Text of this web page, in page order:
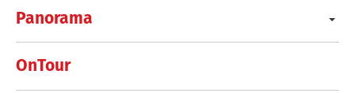
Panorama
OnTour